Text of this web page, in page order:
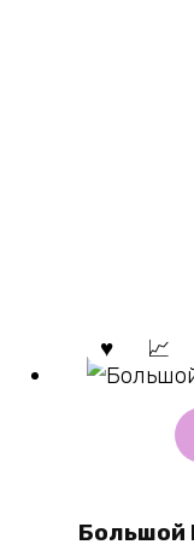
Большой